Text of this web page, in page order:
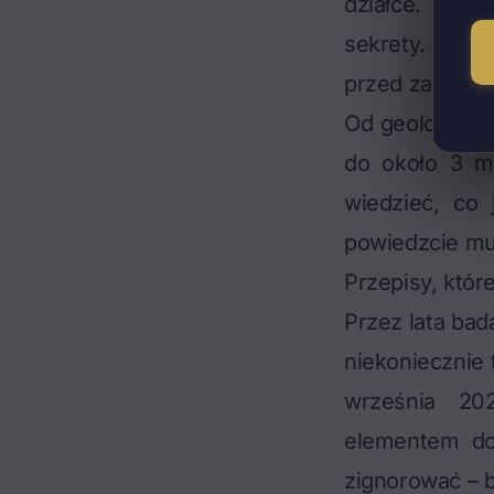
sekrety. A
przed
Od geologa
do około 3
wiedzieć, co
powiedzcie
Przepisy,
Przez lata
niekoniecznie
września
elementem
zignorować –